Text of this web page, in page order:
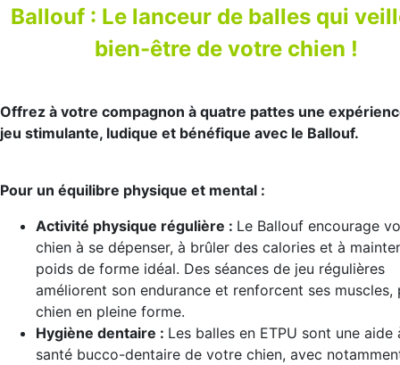
Ballouf : Le lanceur de balles qui
bien-être de votre chien !
Offrez à votre compagnon à quatre pattes une
jeu stimulante, ludique et bénéfique avec le Ballouf.
Pour un équilibre physique et mental :
Activité physique régulière : Le Ballouf encourage
chien à se dépenser, à brûler des calories et à
poids de forme idéal. Des séances de jeu régulières
améliorent son endurance et renforcent ses muscles,
chien en pleine forme.
Hygiène dentaire : Les balles en ETPU sont une aide
santé bucco-dentaire de votre chien, avec